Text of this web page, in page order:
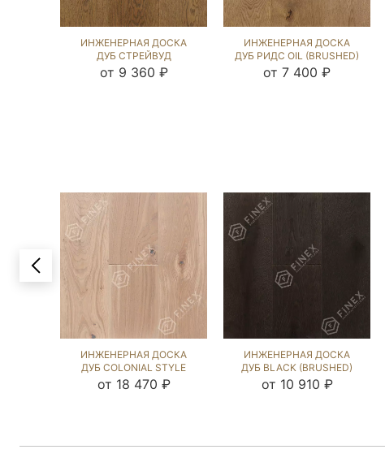
ИНЖЕНЕРНАЯ ДОСКА
ДУБ СТРЕЙВУД
(BRUSHED) 1040935
от 9 360 ₽
ИНЖЕНЕРНАЯ ДОСКА
ДУБ РИДС OIL (BRUSHED)
143961
от 7 400 ₽
ИНЖЕНЕРНАЯ ДОСКА
ДУБ COLONIAL STYLE
(BRUSHED) 892809
от 18 470 ₽
ИНЖЕНЕРНАЯ ДОСКА
ДУБ BLACK (BRUSHED)
423970
от 10 910 ₽